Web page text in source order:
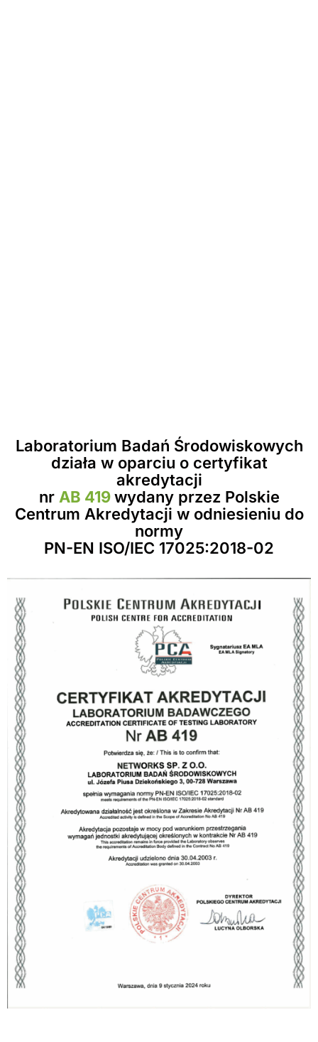
Laboratorium Badań Środowiskowych
działa w oparciu o certyfikat
akredytacji
nr AB 419wydany przez Polskie
Centrum Akredytacji w odniesieniu do
normy
PN-EN ISO/IEC 17025:2018-02